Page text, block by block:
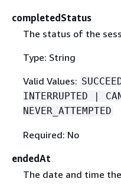
completedStatus
The status of the
Type: String
Valid Values:
INTERRUPTED |
NEVER_ATTEMPTED
Required: No
endedAt
The date and time